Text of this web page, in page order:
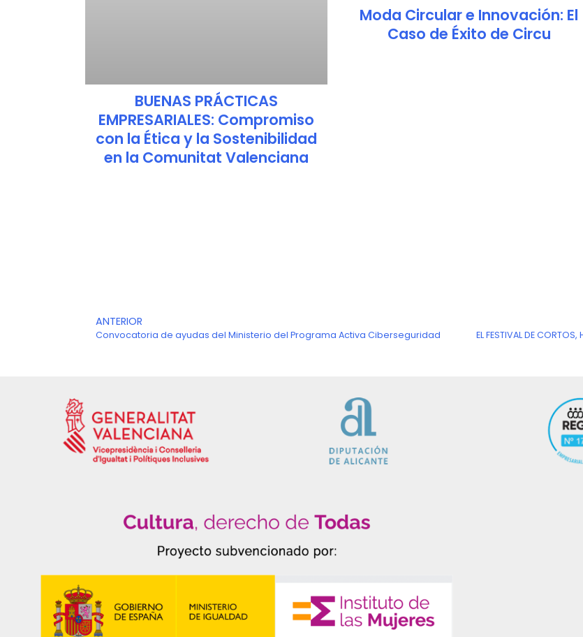
BUENAS PRÁCTICAS
EMPRESARIALES: Compromiso
con la Ética y la Sostenibilidad
en la Comunitat Valenciana
Moda Circular e Innovación: El
Caso de Éxito de Circu
Ant
ANTERIOR
Convocatoria de ayudas del Ministerio del Programa Activa Ciberseguridad